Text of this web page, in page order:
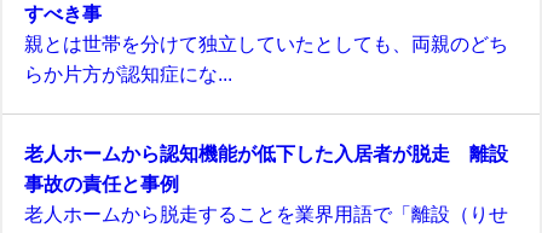
すべき事
親とは世帯を分けて独立していたとしても、両親のどち
らか片方が認知症にな...
老人ホームから認知機能が低下した入居者が脱走 離設
事故の責任と事例
老人ホームから脱走することを業界用語で「離設（りせ